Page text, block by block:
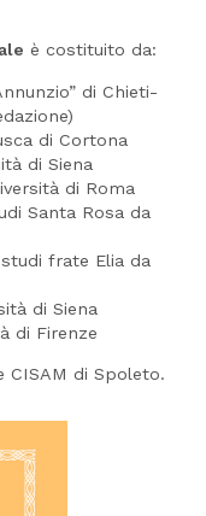
è costituito da:
di Chieti-
di Cortona
di Siena
di Roma
Santa Rosa da
frate Elia da
di Siena
di Firenze
CISAM di Spoleto.